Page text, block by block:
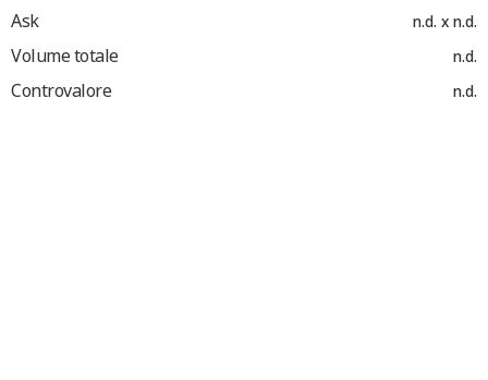
Ask n.d. x n.d.
Volume totale n.d.
Controvalore n.d.